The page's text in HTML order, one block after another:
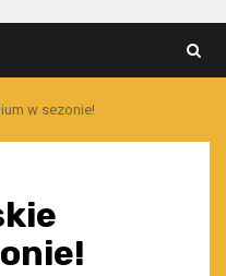
w sezonie!